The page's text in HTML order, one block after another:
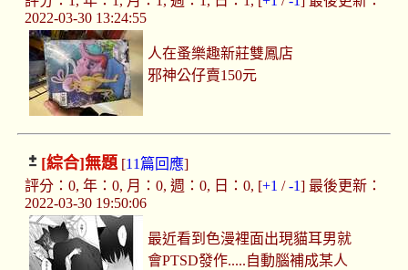
2022-03-30 13:24:55
人在蚤樂趣新莊雙鳳店
邪神公仔賣150元
[綜合]無題[11篇回應]
評分：0, 年：0, 月：0, 週：0, 日：0, [+1 /-1] 最後更新：
2022-03-30 19:50:06
最近看到色漫裡面出現貓耳男就
會PTSD發作.....自動腦補成某人